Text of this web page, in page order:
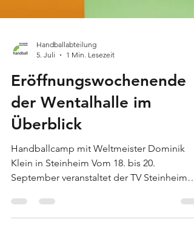
5. Juli
Eröffnungswochenende
der Wentalhalle im
Überblick
Handballcamp mit Weltmeister Dominik
Klein in Steinheim Vom 18. bis 20.
September veranstaltet der TV Steinheim